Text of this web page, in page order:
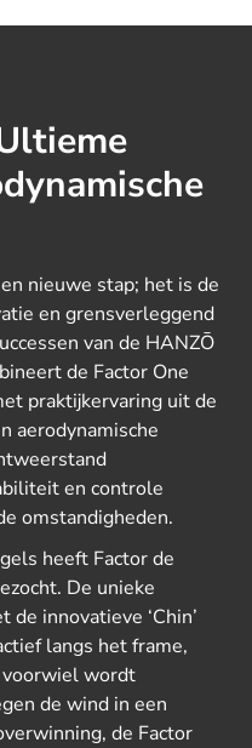
nieuwe stap; het is de
en grensverleggend
van de HANZŌ
de Factor One
praktijkervaring uit de
aerodynamische
en controle
omstandigheden.
heeft Factor de
De unieke
innovatieve ‘Chin’
langs het frame,
wordt
de wind in een
de Factor